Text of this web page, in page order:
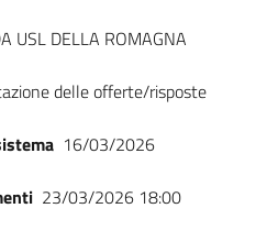
USL DELLA ROMAGNA
delle offerte/risposte
16/03/2026
23/03/2026 18:00